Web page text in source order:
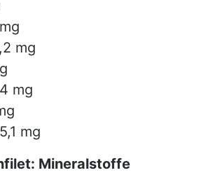
mg
mg
mg
Mineralstoffe